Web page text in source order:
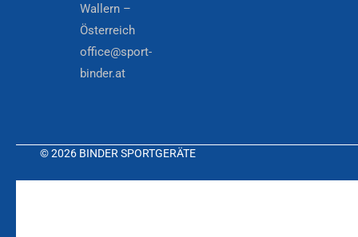
Wallern –
Österreich
office@sport-
binder.at
© 2026 BINDER SPORTGERÄTE